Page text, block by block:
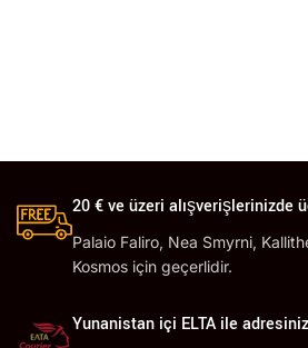
20 € ve üzeri alışverişlerinizde
Palaio Faliro, Nea Smyrni,
Kosmos için geçerlidir.
Yunanistan içi ELTA ile